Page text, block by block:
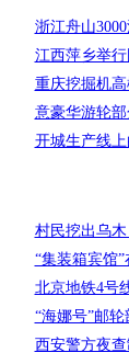
浙江舟山
江西萍乡举
重庆挖掘机
意豪华游轮
开城生产线
村民挖出乌
“集装箱宾馆
北京地铁4号
“海娜号”邮
西安警方夜